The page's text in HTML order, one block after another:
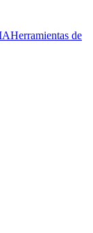
Herramientas de